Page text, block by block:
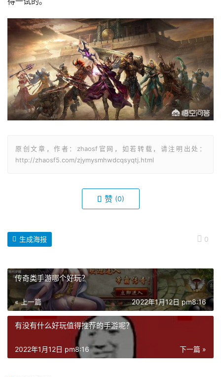
原创文章，作者：zhaosf官网，如若转载，请注明出处：
http://zhaosf5.com/zjymysmhwdcqsyqtj.html
赞 (0)
0
生成海报
传奇类手游哪个好玩？
« 上一篇 2022年1月12日 pm8:16
有没有什么好玩值得推荐的手游呢？
下一篇 »
2022年1月12日 pm8:16